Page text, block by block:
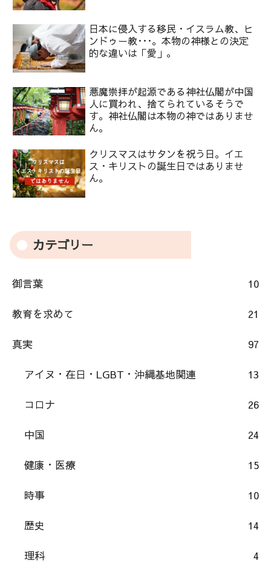
日本に侵入する移民・イスラム教、ヒ
ンドゥー教･･･。本物の神様との決定
的な違いは「愛」。
悪魔崇拝が起源である神社仏閣が中国
人に買われ、捨てられているそうで
す。神社仏閣は本物の神ではありませ
ん。
クリスマスはサタンを祝う日。イエ
ス・キリストの誕生日ではありませ
ん。
カテゴリー
御言葉 10
教育を求めて 21
真実 97
アイヌ・在日・LGBT・沖縄基地関連 13
コロナ 26
中国 24
健康・医療 15
時事 10
歴史 14
理科 4